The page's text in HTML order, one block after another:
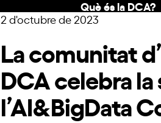
Què és la DCA?
2 d'octubre de 2023
La comunitat
DCA celebra
l’AI&BigData